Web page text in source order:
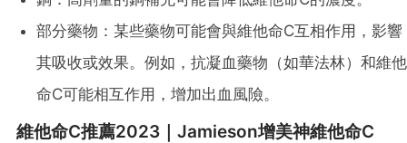
部分藥物：某些藥物可能會與維他命C互相作用，影響
其吸收或效果。例如，抗凝血藥物（如華法林）和維他
命C可能相互作用，增加出血風險。
維他命C推薦2023｜Jamieson增美神維他命C